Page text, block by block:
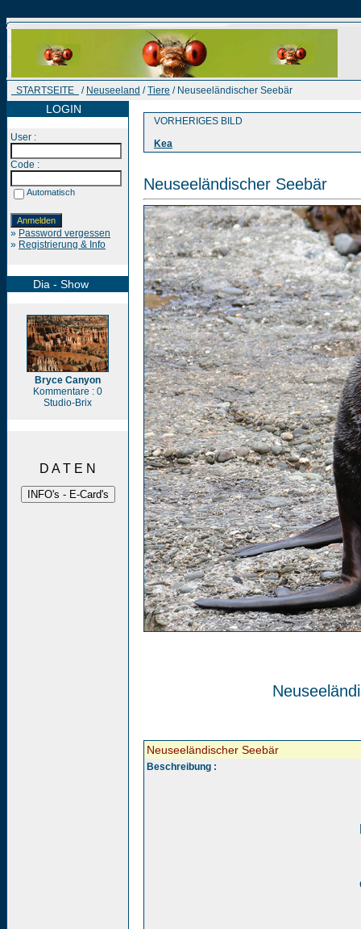
STARTSEITE / Neuseeland /Tiere / Neuseeländischer Seebär
LOGIN
User :
Code :
Automatisch
» Password vergessen
» Registrierung & Info
Dia - Show
Bryce Canyon
Kommentare : 0
Studio-Brix
D A T E N
VORHERIGES BILD
Kea
Neuseeländischer Seebär
Neuseeländischer Seebär
Beschreibung :